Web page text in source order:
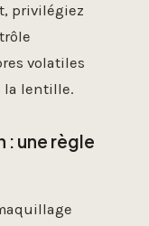
privilégiez
volatiles
la lentille.
: une règle